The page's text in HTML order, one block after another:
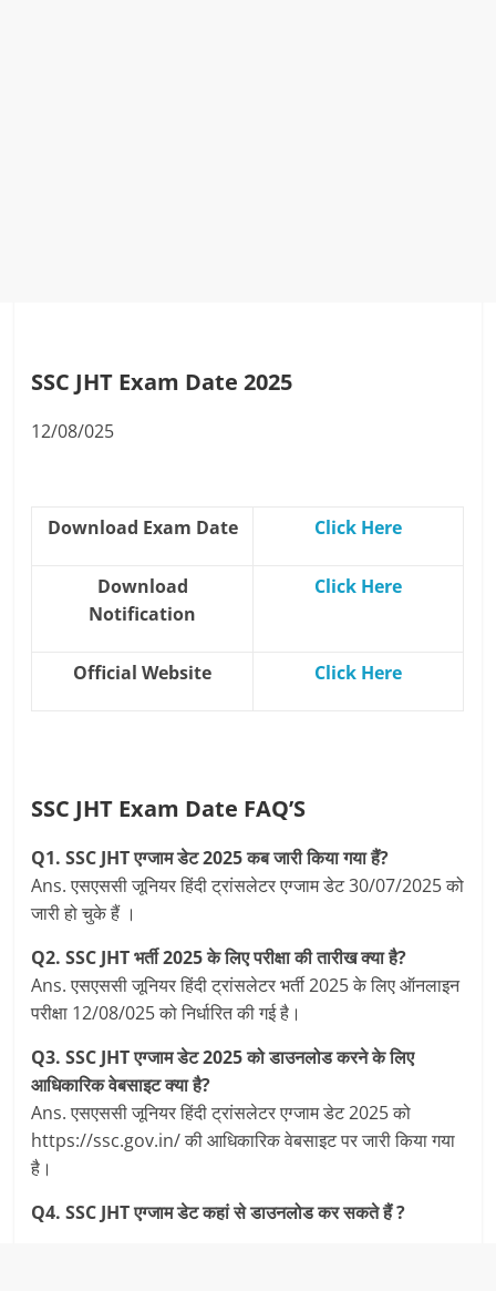
SSC JHT Exam Date 2025
12/08/025
Download Exam Date Click Here
Download
Notification
Click Here
Official Website Click Here
SSC JHT Exam Date FAQ’S
Q1. SSC JHT एग्जाम डेट 2025 कब जारी किया गया हैं?
Ans. एसएससी जूनियर हिंदी ट्रांसलेटर एग्जाम डेट 30/07/2025 को
जारी हो चुके हैं ।
Q2. SSC JHT भर्ती 2025 के लिए परीक्षा की तारीख क्या है?
Ans. एसएससी जूनियर हिंदी ट्रांसलेटर भर्ती 2025 के लिए ऑनलाइन
परीक्षा 12/08/025 को निर्धारित की गई है।
Q3. SSC JHT एग्जाम डेट 2025 को डाउनलोड करने के लिए
आधिकारिक वेबसाइट क्या है?
Ans. एसएससी जूनियर हिंदी ट्रांसलेटर एग्जाम डेट 2025 को
https://ssc.gov.in/ की आधिकारिक वेबसाइट पर जारी किया गया
है।
Q4. SSC JHT एग्जाम डेट कहां से डाउनलोड कर सकते हैं ?